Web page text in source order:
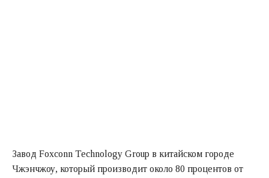
Завод Foxconn Technology Group в китайском городе
Чжэнчжоу, который производит около 80 процентов от